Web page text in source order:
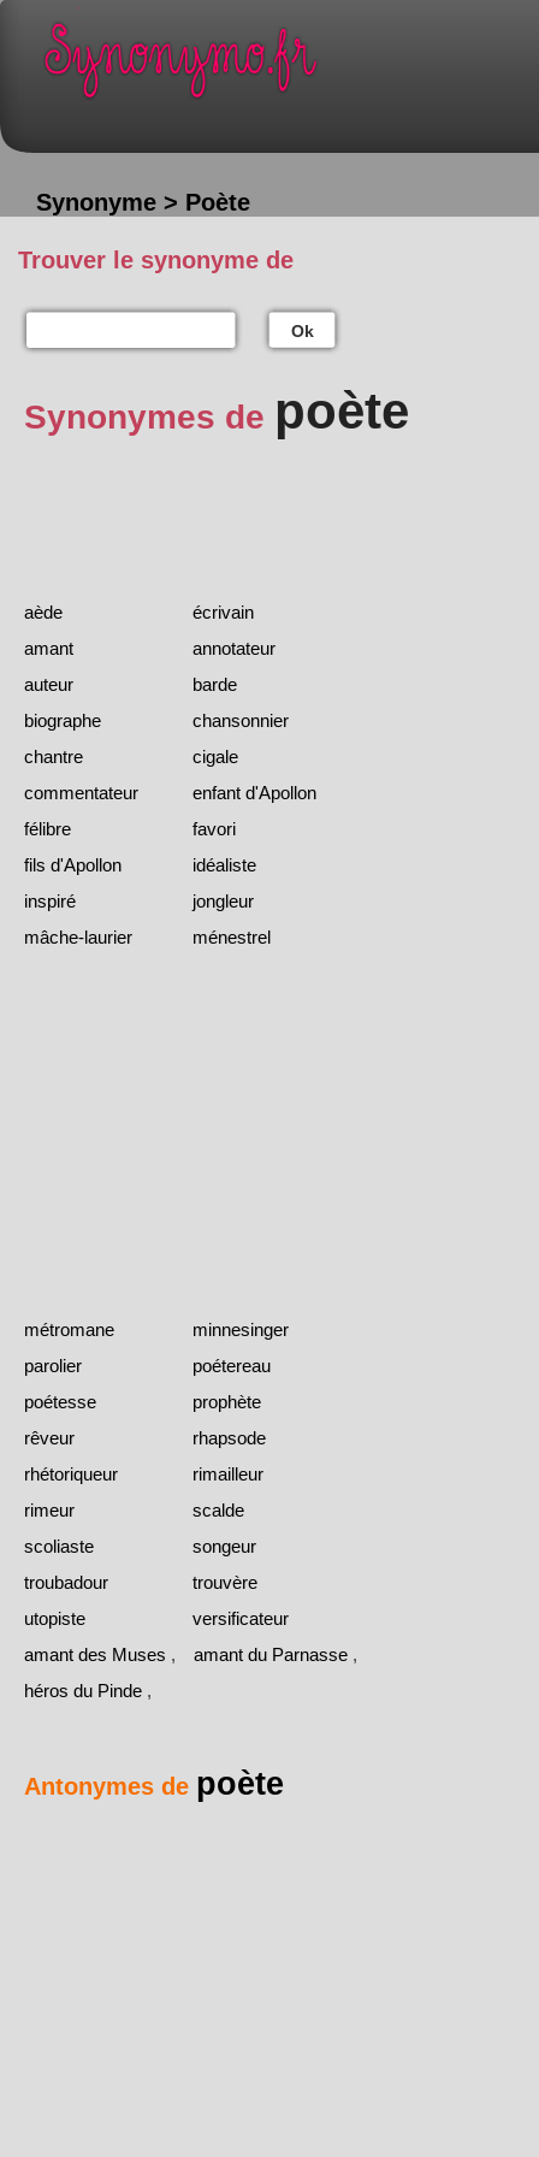
Synonyme > Poète
Trouver le synonyme de
Ok
Synonymes de poète
aède
écrivain
amant
annotateur
auteur
barde
biographe
chansonnier
chantre
cigale
commentateur
enfant d'Apollon
félibre
favori
fils d'Apollon
idéaliste
inspiré
jongleur
mâche-laurier
ménestrel
métromane
minnesinger
parolier
poétereau
poétesse
prophète
rêveur
rhapsode
rhétoriqueur
rimailleur
rimeur
scalde
scoliaste
songeur
troubadour
trouvère
utopiste
versificateur
amant des Muses , amant du Parnasse ,
héros du Pinde ,
Antonymes de poète